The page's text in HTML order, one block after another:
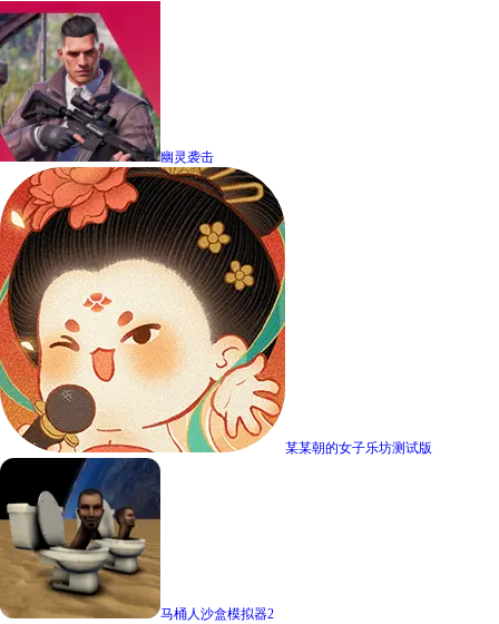
幽灵袭击
某某朝的女子乐坊测试版
马桶人沙盒模拟器2